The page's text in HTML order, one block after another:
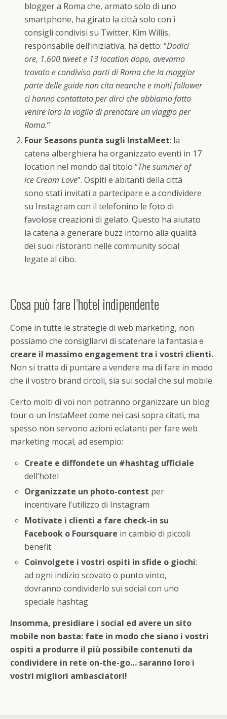
blogger a Roma che, armato solo di uno
smartphone, ha girato la città solo con i
consigli condivisi su Twitter. Kim Willis,
responsabile dell’iniziativa, ha detto: “Dodici
ore, 1.600 tweet e 13 location dopo, avevamo
trovato e condiviso parti di Roma che la maggior
parte delle guide non cita neanche e molti follower
ci hanno contattato per dirci che abbiamo fatto
venire loro la voglia di prenotare un viaggio per
Roma.”
Four Seasons punta sugli InstaMeet: la
catena alberghiera ha organizzato eventi in 17
location nel mondo dal titolo “The summer of
Ice Cream Love”. Ospiti e abitanti della città
sono stati invitati a partecipare e a condividere
su Instagram con il telefonino le foto di
favolose creazioni di gelato. Questo ha aiutato
la catena a generare buzz intorno alla qualità
dei suoi ristoranti nelle community social
legate al cibo.
Cosa può fare l’hotel indipendente
Come in tutte le strategie di web marketing, non
possiamo che consigliarvi di scatenare la fantasia e
creare il massimo engagement tra i vostri clienti.
Non si tratta di puntare a vendere ma di fare in modo
che il vostro brand circoli, sia sui social che sul mobile.
Certo molti di voi non potranno organizzare un blog
tour o un InstaMeet come nei casi sopra citati, ma
spesso non servono azioni eclatanti per fare web
marketing mocal, ad esempio:
Create e diffondete un #hashtag ufficiale
dell’hotel
Organizzate un photo-contest per
incentivare l’utilizzo di Instagram
Motivate i clienti a fare check-in su
Facebook o Foursquare in cambio di piccoli
benefit
Coinvolgete i vostri ospiti in sfide o giochi:
ad ogni indizio scovato o punto vinto,
dovranno condividerlo sui social con uno
speciale hashtag
Insomma, presidiare i social ed avere un sito
mobile non basta: fate in modo che siano i vostri
ospiti a produrre il più possibile contenuti da
condividere in rete on-the-go… saranno loro i
vostri migliori ambasciatori!